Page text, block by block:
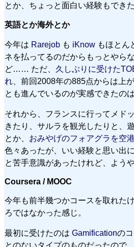
とか、ちょっと面白い経験もできた
英語とか海外とか
今年は Rarejob も iKnow もほとん
ネを払ってるのだからもっとやら
ど…… ただ、 久しぶりに受けた
れ 、前回2008年の885点からは上
とも進んでいるのが実感できたの
それから、フランスに行ってメド
きたり、サルラを観光したりと、
とか、 おみやげのフォアグラを空
色々あったが、いい経験と思い出
と苦手意識があったけれど、よう
Coursera / MOOC
今年も前半幾つかコースを取れた
ろではなかった感じ。
最初に受けたのは Gamificationの
とのないタイプのものだったので